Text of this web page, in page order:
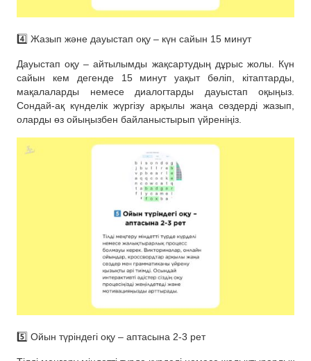
4️⃣ Жазып және дауыстап оқу – күн сайын 15 минут
Дауыстап оқу – айтылымды жақсартудың дұрыс жолы. Күн
сайын кем дегенде 15 минут уақыт бөліп, кітаптарды,
мақалаларды немесе диалогтарды дауыстап оқыңыз.
Сондай-ақ күнделік жүргізу арқылы жаңа сөздерді жазып,
оларды өз ойыңызбен байланыстырып үйреніңіз.
5️⃣ Ойын түріндегі оқу – аптасына 2-3 рет